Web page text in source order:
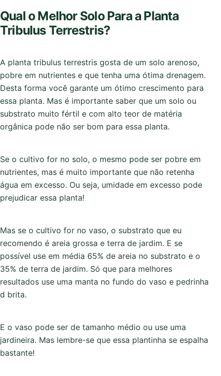
Qual o Melhor Solo Para a Planta
Tribulus Terrestris?
A planta tribulus terrestris gosta de um solo arenoso,
pobre em nutrientes e que tenha uma ótima drenagem.
Desta forma você garante um ótimo crescimento para
essa planta. Mas é importante saber que um solo ou
substrato muito fértil e com alto teor de matéria
orgânica pode não ser bom para essa planta.
Se o cultivo for no solo, o mesmo pode ser pobre em
nutrientes, mas é muito importante que não retenha
água em excesso. Ou seja, umidade em excesso pode
prejudicar essa planta!
Mas se o cultivo for no vaso, o substrato que eu
recomendo é areia grossa e terra de jardim. E se
possível use em média 65% de areia no substrato e o
35% de terra de jardim. Só que para melhores
resultados use uma manta no fundo do vaso e pedrinha
d brita.
E o vaso pode ser de tamanho médio ou use uma
jardineira. Mas lembre-se que essa plantinha se espalha
bastante!